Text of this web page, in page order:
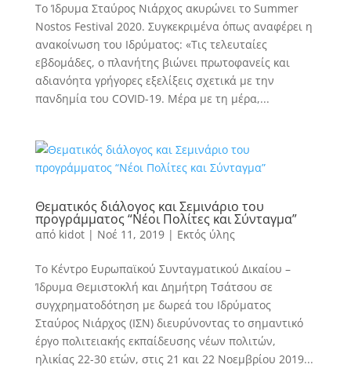
Το Ίδρυμα Σταύρος Νιάρχος ακυρώνει το Summer
Nostos Festival 2020. Συγκεκριμένα όπως αναφέρει η
ανακοίνωση του Ιδρύματος: «Τις τελευταίες
εβδομάδες, ο πλανήτης βιώνει πρωτοφανείς και
αδιανόητα γρήγορες εξελίξεις σχετικά με την
πανδημία του COVID-19. Μέρα με τη μέρα,...
Θεματικός διάλογος και Σεμινάριο του
προγράμματος “Νέοι Πολίτες και Σύνταγμα”
από kidot| Νοέ 11, 2019| Εκτός ύλης
Το Κέντρο Ευρωπαϊκού Συνταγματικού Δικαίου –
Ίδρυμα Θεμιστοκλή και Δημήτρη Τσάτσου σε
συγχρηματοδότηση με δωρεά του Ιδρύματος
Σταύρος Νιάρχος (ΙΣΝ) διευρύνοντας το σημαντικό
έργο πολιτειακής εκπαίδευσης νέων πολιτών,
ηλικίας 22-30 ετών, στις 21 και 22 Νοεμβρίου 2019...